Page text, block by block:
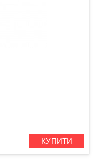
КУПИТИ